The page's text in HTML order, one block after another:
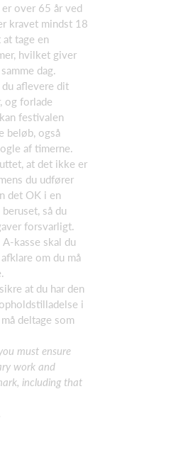
over 65 år ved
kravet mindst 18
tage en
hvilket giver
dag.
aflevere dit
og forlade
festivalen
beløb, også
af timerne.
at det ikke er
du udfører
det OK i en
så du
forsvarligt.
kasse skal du
om du må
at du har den
i
deltage som
must ensure
work and
including that